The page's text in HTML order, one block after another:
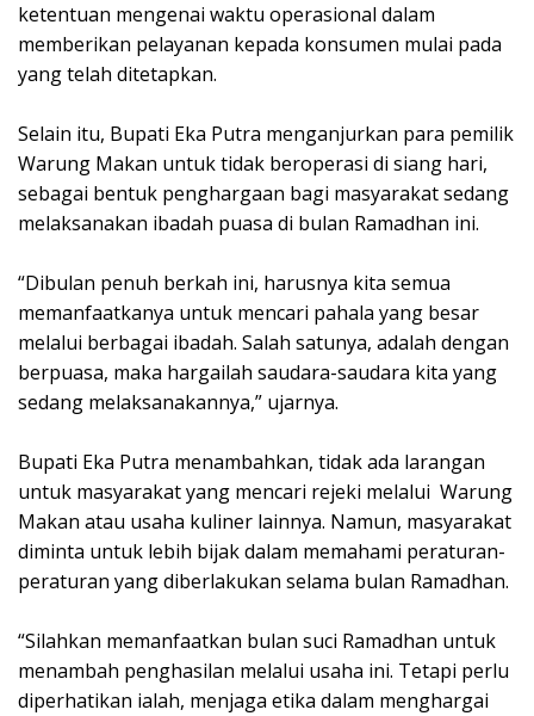
ketentuan mengenai waktu operasional dalam
memberikan pelayanan kepada konsumen mulai pada
yang telah ditetapkan.
Selain itu, Bupati Eka Putra menganjurkan para pemilik
Warung Makan untuk tidak beroperasi di siang hari,
sebagai bentuk penghargaan bagi masyarakat sedang
melaksanakan ibadah puasa di bulan Ramadhan ini.
“Dibulan penuh berkah ini, harusnya kita semua
memanfaatkanya untuk mencari pahala yang besar
melalui berbagai ibadah. Salah satunya, adalah dengan
berpuasa, maka hargailah saudara-saudara kita yang
sedang melaksanakannya,” ujarnya.
Bupati Eka Putra menambahkan, tidak ada larangan
untuk masyarakat yang mencari rejeki melalui Warung
Makan atau usaha kuliner lainnya. Namun, masyarakat
diminta untuk lebih bijak dalam memahami peraturan-
peraturan yang diberlakukan selama bulan Ramadhan.
“Silahkan memanfaatkan bulan suci Ramadhan untuk
menambah penghasilan melalui usaha ini. Tetapi perlu
diperhatikan ialah, menjaga etika dalam menghargai